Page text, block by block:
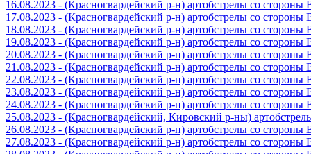
16.08.2023 - (Красногвардейский р-н) артобстрелы со
17.08.2023 - (Красногвардейский р-н) артобстрелы со
18.08.2023 - (Красногвардейский р-н) артобстрелы со
19.08.2023 - (Красногвардейский р-н) артобстрелы со
20.08.2023 - (Красногвардейский р-н) артобстрелы со
21.08.2023 - (Красногвардейский р-н) артобстрелы со
22.08.2023 - (Красногвардейский р-н) артобстрелы со
23.08.2023 - (Красногвардейский р-н) артобстрелы со
24.08.2023 - (Красногвардейский р-н) артобстрелы со
25.08.2023 - (Красногвардейский, Кировский р-ны)
26.08.2023 - (Красногвардейский р-н) артобстрелы со
27.08.2023 - (Красногвардейский р-н) артобстрелы со